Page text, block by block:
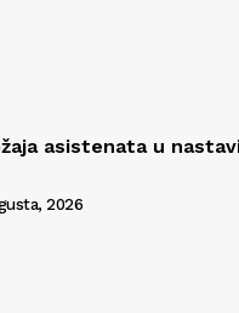
asistenata u
2026